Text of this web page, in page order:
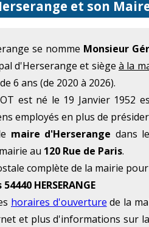
et son
se nomme Monsieur
d'Herserange et siège à la
6 ans (de 2020 à 2026).
est né le 19 Janvier 1952
employés en plus de
maire d'Herserange dans
au 120 Rue de Paris.
complète de la mairie
HERSERANGE
horaires d'ouverture de la
et plus d'informations sur